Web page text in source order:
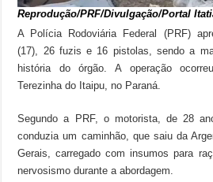
Reprodução/PRF/Divulgação/Portal
A Polícia Rodoviária Federal (PRF)
(17), 26 fuzis e 16 pistolas, sendo a
história do órgão. A operação
Terezinha do Itaipu, no Paraná.
Segundo a PRF, o motorista, de 28
conduzia um caminhão, que saiu da
Gerais, carregado com insumos para
nervosismo durante a abordagem.